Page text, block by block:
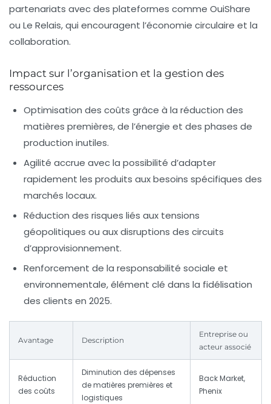
partenariats avec des plateformes comme OuiShare
ou Le Relais, qui encouragent l’économie circulaire et la
collaboration.
Impact sur l’organisation et la gestion des
ressources
Optimisation des coûts grâce à la réduction des
matières premières, de l’énergie et des phases de
production inutiles.
Agilité accrue avec la possibilité d’adapter
rapidement les produits aux besoins spécifiques des
marchés locaux.
Réduction des risques liés aux tensions
géopolitiques ou aux disruptions des circuits
d’approvisionnement.
Renforcement de la responsabilité sociale et
environnementale, élément clé dans la fidélisation
des clients en 2025.
Avantage Description
Entreprise ou
acteur associé
Réduction
des coûts
Diminution des dépenses
de matières premières et
logistiques
Back Market,
Phenix